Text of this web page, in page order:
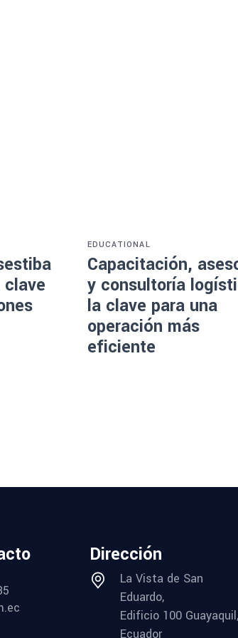
clave
EDUCATIONAL
Capacitación,
y consultoría
la clave para una
operación más
eficiente
Dirección
La Vista de San
Eduardo,
Edificio 100 Guayaquil,
Ecuador